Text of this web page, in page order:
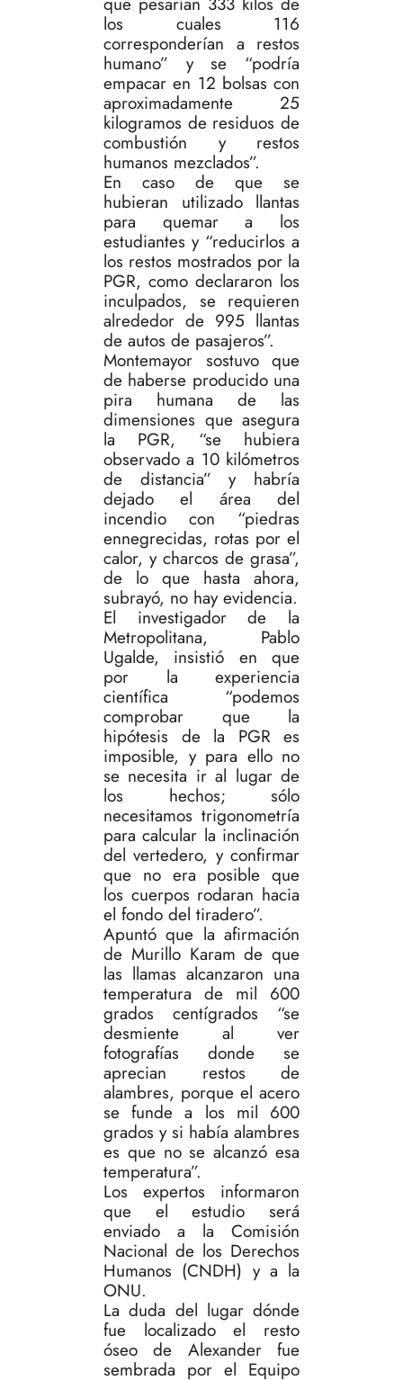
los cuales 116
corresponderían a restos
humano” y se “podría
empacar en 12 bolsas con
aproximadamente 25
kilogramos de residuos de
combustión y restos
humanos mezclados”.
En caso de que se
hubieran utilizado llantas
para quemar a los
estudiantes y “reducirlos a
los restos mostrados por la
PGR, como declararon los
inculpados, se requieren
alrededor de 995 llantas
de autos de pasajeros”.
Montemayor sostuvo que
de haberse producido una
pira humana de las
dimensiones que asegura
la PGR, “se hubiera
observado a 10 kilómetros
de distancia” y habría
dejado el área del
incendio con “piedras
ennegrecidas, rotas por el
calor, y charcos de grasa”,
de lo que hasta ahora,
subrayó, no hay evidencia.
El investigador de la
Metropolitana, Pablo
Ugalde, insistió en que
por la experiencia
científica “podemos
comprobar que la
hipótesis de la PGR es
imposible, y para ello no
se necesita ir al lugar de
los hechos; sólo
necesitamos trigonometría
para calcular la inclinación
del vertedero, y confirmar
que no era posible que
los cuerpos rodaran hacia
el fondo del tiradero”.
Apuntó que la afirmación
de Murillo Karam de que
las llamas alcanzaron una
temperatura de mil 600
grados centígrados “se
desmiente al ver
fotografías donde se
aprecian restos de
alambres, porque el acero
se funde a los mil 600
grados y si había alambres
es que no se alcanzó esa
temperatura”.
Los expertos informaron
que el estudio será
enviado a la Comisión
Nacional de los Derechos
Humanos (CNDH) y a la
ONU.
La duda del lugar dónde
fue localizado el resto
óseo de Alexander fue
sembrada por el Equipo